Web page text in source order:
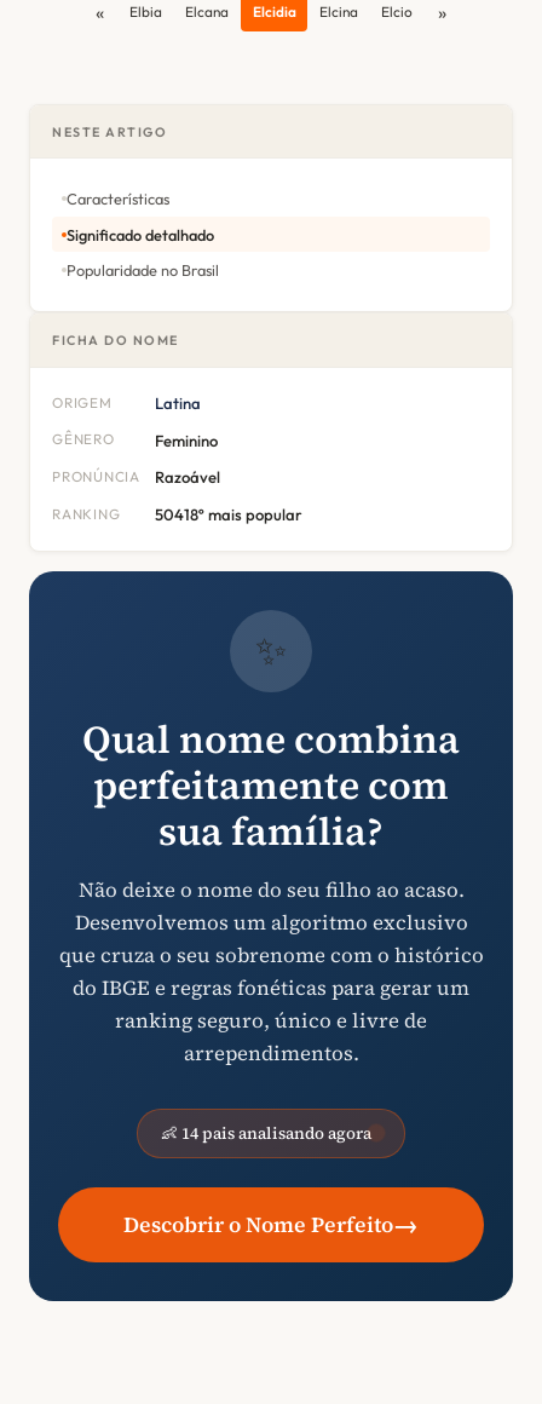
« Elbia Elcana Elcidia Elcina Elcio »
NESTE ARTIGO
Características
Significado detalhado
Popularidade no Brasil
FICHA DO NOME
ORIGEM Latina
GÊNERO Feminino
PRONÚNCIA Razoável
RANKING 50418º mais popular
✨
Qual nome combina
perfeitamente com
sua família?
Não deixe o nome do seu filho ao acaso.
Desenvolvemos um algoritmo exclusivo
que cruza o seu sobrenome com o histórico
do IBGE e regras fonéticas para gerar um
ranking seguro, único e livre de
arrependimentos.
👶 14 pais analisando agora
Descobrir o Nome Perfeito→